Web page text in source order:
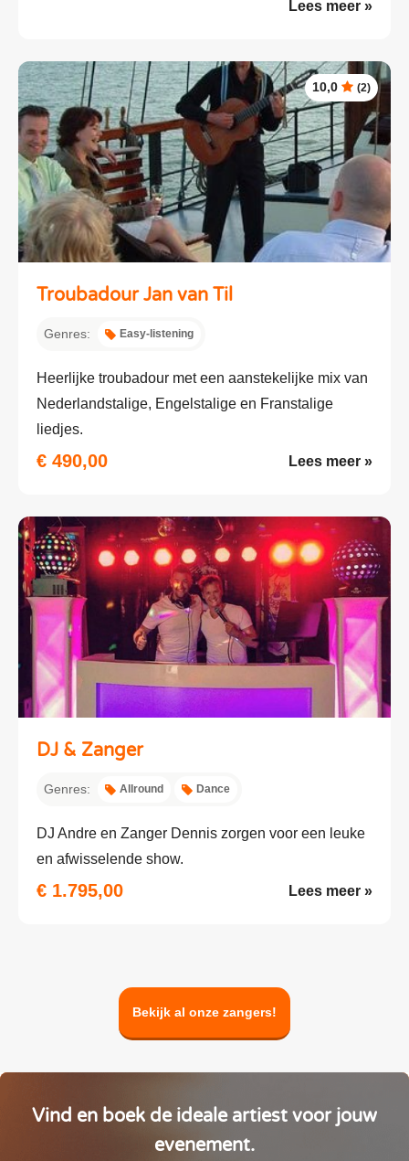
Lees meer »
10,0 (2)
Troubadour Jan van Til
Genres: Easy-listening
Heerlijke troubadour met een aanstekelijke mix van
Nederlandstalige, Engelstalige en Franstalige
liedjes.
€ 490,00 Lees meer »
DJ & Zanger
Genres: Allround Dance
DJ Andre en Zanger Dennis zorgen voor een leuke
en afwisselende show.
€ 1.795,00 Lees meer »
Bekijk al onze zangers!
Vind en boek de ideale artiest voor jouw
evenement.